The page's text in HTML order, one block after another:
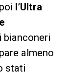
l’Ultra
bianconeri
almeno
stati